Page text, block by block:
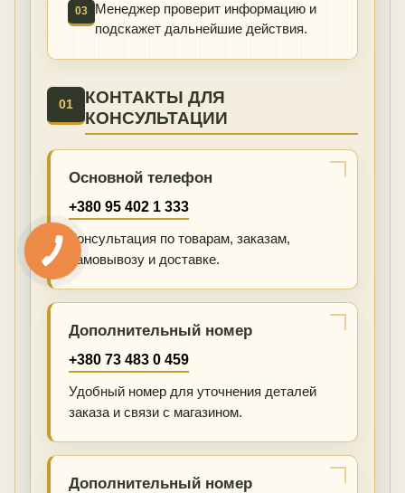
03
Менеджер проверит информацию и
подскажет дальнейшие действия.
01
КОНТАКТЫ ДЛЯ
КОНСУЛЬТАЦИИ
Основной телефон
+380 95 402 1 333
Консультация по товарам, заказам,
самовывозу и доставке.
Дополнительный номер
+380 73 483 0 459
Удобный номер для уточнения деталей
заказа и связи с магазином.
Дополнительный номер